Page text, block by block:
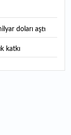
doları aştı
katkı